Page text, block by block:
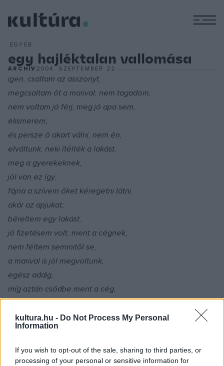
kultura.hu - Do Not Process My Personal
Information
If you wish to opt-out of the sale, sharing to third parties, or
processing of your personal or sensitive information for
EGYÉB
egy hajléktalan vallomása
ARCHÍV2004. SZEPTEMBER 22.
igen, csaltam az asszonyt,
megcsaltam őt a marival, nem tagadom,
nem voltam jó férj, meg jó apa sem,
elismerem;
és persze ő akart válni, nem én,
elváltunk, neki ítélték a lakást,
meg a gyerekeknek,
jól van ez így,
fájna a szívem őket kéregetni látni,
akár az apjukat;
béreltem egy lakást,
jó fizetésem volt, ment a cégnek,
nem féltem semmitől se,
a marival is jól megvoltunk,
egész addig,
míg aztán csődbe ment a cég,
a lakást nem bírtam fizetni,
utcára kerültem,
a mari is otthagyott,
hajléktalan szállón vagyok mostan,